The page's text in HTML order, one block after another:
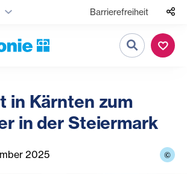
Barrierefreiheit
Suche
in Kärnten zum
in der Steiermark
2025 ©